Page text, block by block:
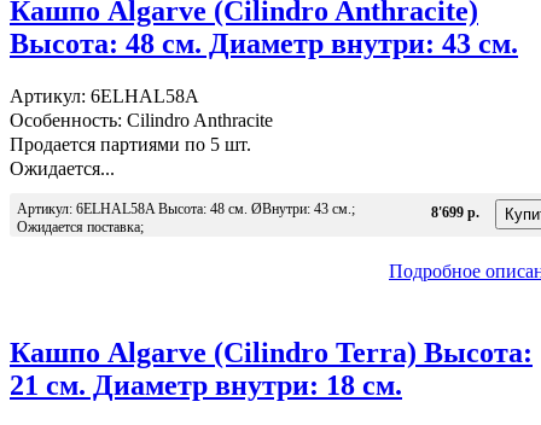
Кашпо Algarve (Cilindro Anthracite)
Высота: 48 см. Диаметр внутри: 43 см.
Артикул: 6ELHAL58A
Особенность: Cilindro Anthracite
Продается партиями по 5 шт.
Ожидается...
Артикул: 6ELHAL58A Высота: 48 см. ØВнутри: 43 см.;
Ожидается поставка;
8'699 р.
Подробное
Кашпо Algarve (Cilindro Terra) Высота:
21 см. Диаметр внутри: 18 см.